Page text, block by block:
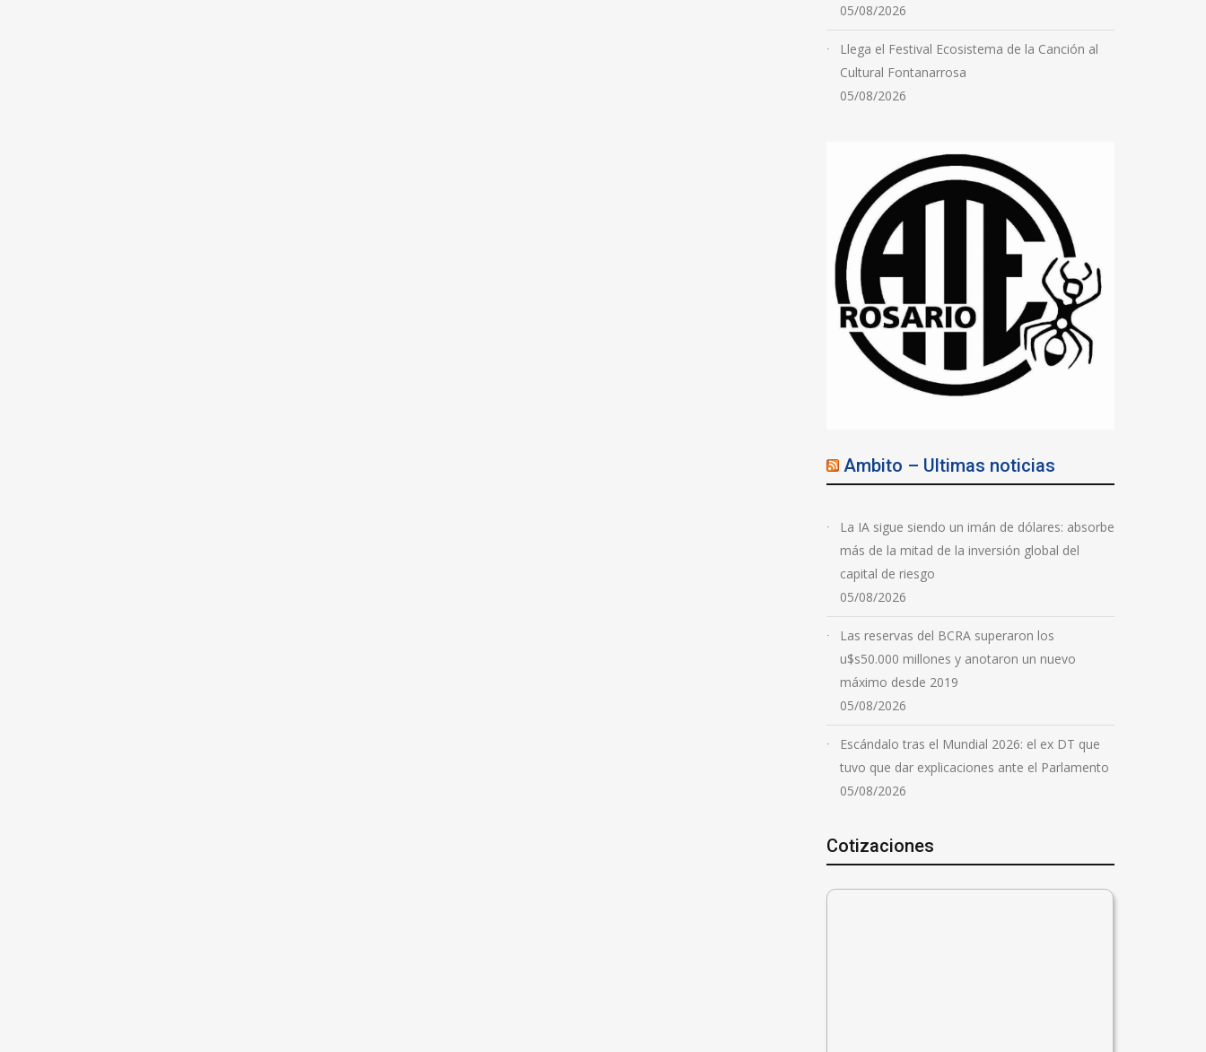
05/08/2026
Llega el Festival Ecosistema de la Canción al
Cultural Fontanarrosa
05/08/2026
Ambito – Ultimas noticias
La IA sigue siendo un imán de dólares: absorbe
más de la mitad de la inversión global del
capital de riesgo
05/08/2026
Las reservas del BCRA superaron los
u$s50.000 millones y anotaron un nuevo
máximo desde 2019
05/08/2026
Escándalo tras el Mundial 2026: el ex DT que
tuvo que dar explicaciones ante el Parlamento
05/08/2026
Cotizaciones